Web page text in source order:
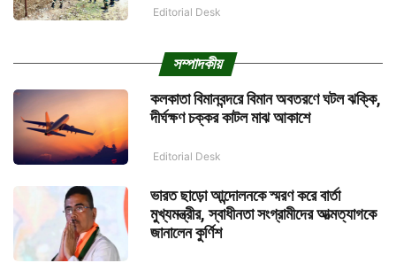
Editorial Desk
সম্পাদকীয়
কলকাতা বিমানবন্দরে বিমান অবতরণে ঘটল ঝক্কি,
দীর্ঘক্ষণ চক্কর কাটল মাঝ আকাশে
Editorial Desk
ভারত ছাড়ো আন্দোলনকে স্মরণ করে বার্তা
মুখ্যমন্ত্রীর, স্বাধীনতা সংগ্রামীদের আত্মত্যাগকে
জানালেন কুর্ণিশ